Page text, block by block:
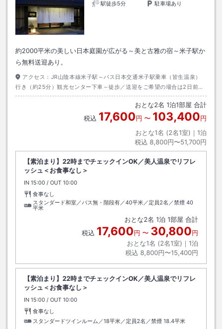
駅徒歩5分 駐車場あり
約2000平米の美しい日本庭園が広がる～美と古雅の宿～米子駅か
ら無料送迎あり。
アクセス： JR山陰本線米子駅～バス日本交通米子駅乗車（皆生温泉）
行き（約25分）観光センター下車～徒歩／送迎をご希望の場合は2日前21
時までにお電話にてご予約下さい。※乗用車のため乗車人数に限りがござ
います。（※送迎車のメンテナンスのため、11月末日まで送迎サービスの
新規受付を休止させていただきます）
おとな2名 1泊1部屋 合計
税込 17,600円 〜 103,400円
おとな1名 (2名1室)｜ 1泊
税込 8,800円〜51,700円
【素泊まり】22時までチェックインOK／美人温泉でリフレ
ッシュ＜お食事なし＞
IN チェックイン
15:00 / OUT チェックアウト
10:00
食事なし
スタンダード和室／バス無・階段有／40平米／定員2名／禁煙 40
平米
おとな2名 1泊 1部屋 合計
税込 17,600円 〜 30,800円
おとな1名 (2名1室)｜ 1泊
税込 8,800円〜15,400円
【素泊まり】22時までチェックインOK／美人温泉でリフレ
ッシュ＜お食事なし＞
IN チェックイン
15:00 / OUT チェックアウト
10:00
食事なし
スタンダードツインルーム／18平米／定員2名／禁煙 18.4平米